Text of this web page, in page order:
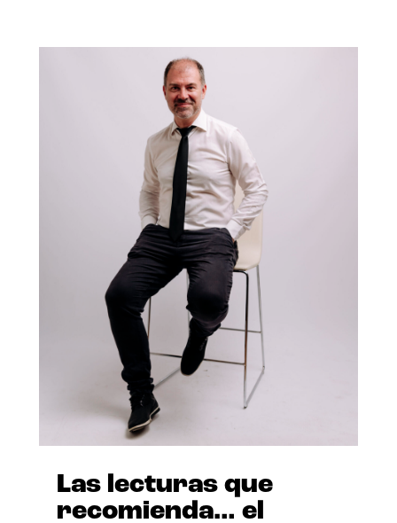
Las lecturas que
recomienda… el